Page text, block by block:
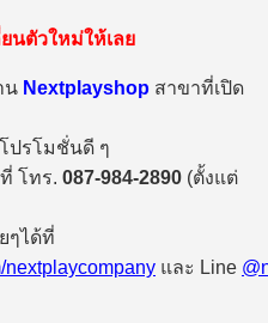
นตัวใหม่ให้เลย
น Nextplayshop สาขาที่เปิด
ปรโมชั่นดี ๆ
โทร. 087-984-2890 (ตั้งแต่
ๆได้ที่
nextplaycompany และ Line